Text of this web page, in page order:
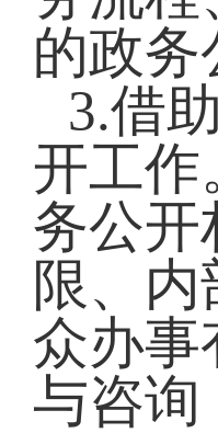
的政
3.借
开工作
务公开
限、
众办事
与咨询